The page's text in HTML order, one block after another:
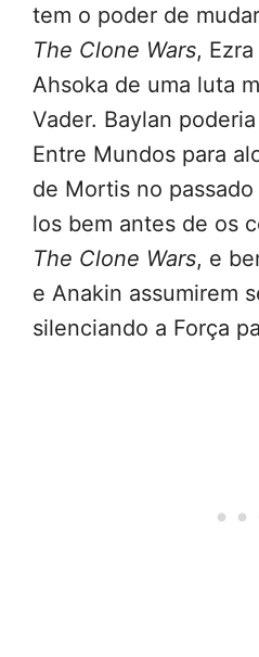
tem o poder de
The Clone Wars,
Ahsoka de uma luta
Vader. Baylan
Entre Mundos para
de Mortis no
los bem antes de os
The Clone Wars, e
e Anakin assumirem
silenciando a Força